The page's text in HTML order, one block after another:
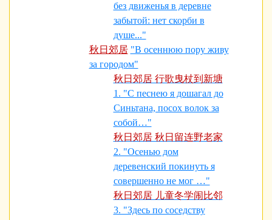
без движенья в деревне
забытой: нет скорби в
душе..."
秋日郊居 "В осеннюю пору живу
за городом"
秋日郊居 行歌曳杖到新塘
1. "С песнею я дошагал до
Синьтана, посох волок за
собой…"
秋日郊居 秋日留连野老家
2. "Осенью дом
деревенский покинуть я
совершенно не мог …"
秋日郊居 儿童冬学闹比邻
3. "Здесь по соседству